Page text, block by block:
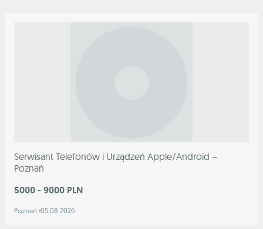
Serwisant Telefonów i Urządzeń Apple/Android –
Poznań
5000 - 9000 PLN
Poznań 05.08.2026